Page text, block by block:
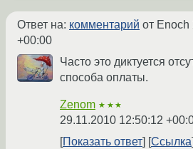
Ответ на: комментарий от Enoch
+00:00
Часто это диктуется
способа оплаты.
Zenom ★★★
29.11.2010 12:50:12
Показать ответ
Ссылка